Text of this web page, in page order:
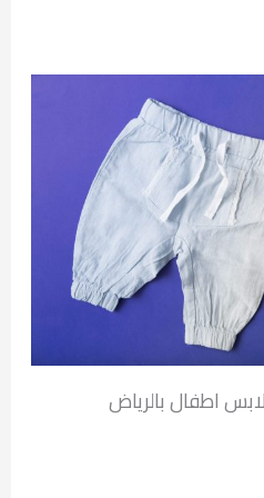
اطفال بالرياض